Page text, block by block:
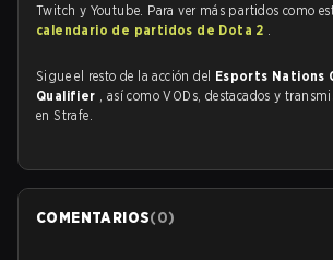
Twitch y Youtube. Para ver más partidos como
calendario de partidos de Dota 2 .
Sigue el resto de la acción del Esports Nations
Qualifier , así como VODs, destacados y
en Strafe.
COMENTARIOS(0)